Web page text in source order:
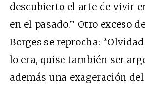
descubierto el arte de vivir
en el pasado.” Otro exceso
Borges se reprocha:
lo era, quise también ser
además una exageración